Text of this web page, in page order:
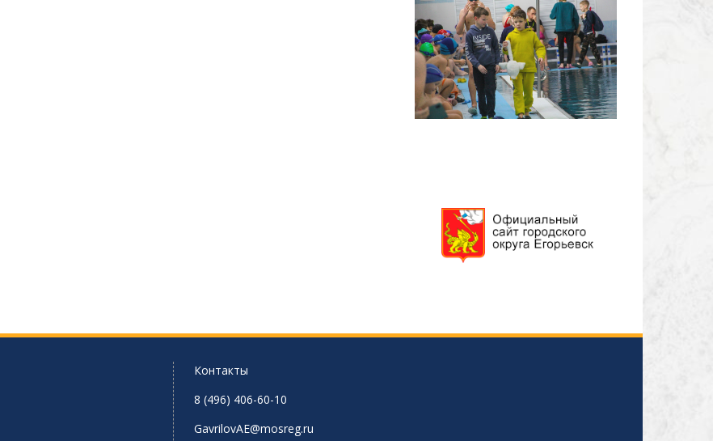
Контакты
8 (496) 406-60-10
GavrilovAE@mosreg.ru